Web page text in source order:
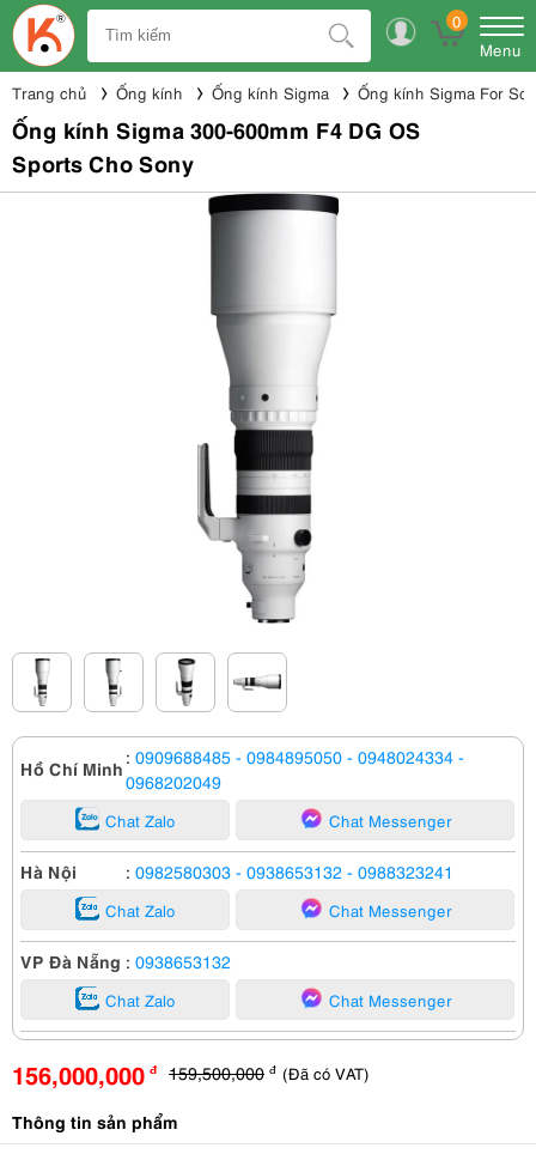
0
Menu
Trang chủ Ống kính Ống kính Sigma Ống kính Sigma For
Ống kính Sigma 300-600mm F4 DG OS
Sports Cho Sony
Hồ Chí Minh : 0909688485 - 0984895050 - 0948024334 -
0968202049
Chat Zalo Chat Messenger
Hà Nội : 0982580303 - 0938653132 - 0988323241
Chat Zalo Chat Messenger
VP Đà Nẵng : 0938653132
Chat Zalo Chat Messenger
156,000,000 đ 159,500,000 đ (Đã có VAT)
Thông tin sản phẩm